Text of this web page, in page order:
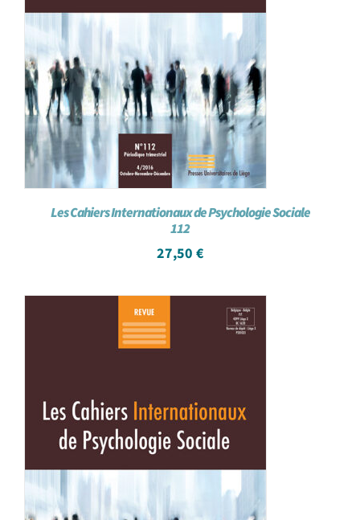
Les Cahiers Internationaux de Psychologie Sociale
112
27,50 €